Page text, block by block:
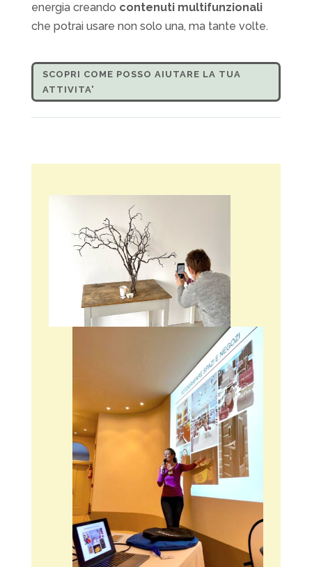
energia creando contenuti multifunzionali
che potrai usare non solo una, ma tante volte.
SCOPRI COME POSSO AIUTARE LA TUA
ATTIVITA'